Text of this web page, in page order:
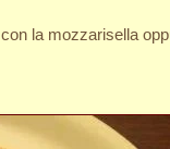
con la mozzarisella